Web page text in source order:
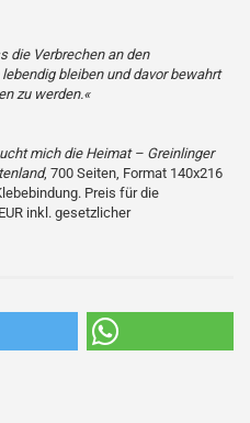
die Verbrechen an den
bleiben und davor bewahrt
zu werden.«
mich die Heimat – Greinlinger
, 700 Seiten, Format 140x216
Preis für die
inkl. gesetzlicher